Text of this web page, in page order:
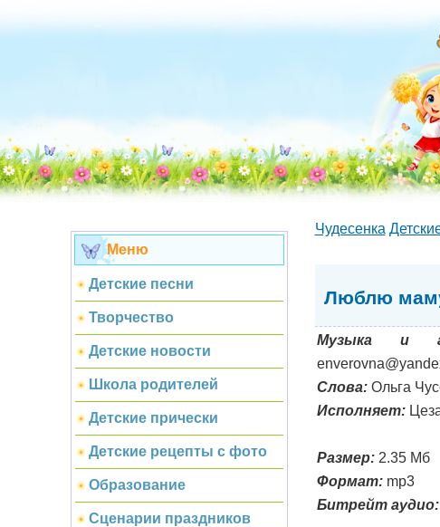
Меню
Детские песни
Творчество
Детские новости
Школа родителей
Детские прически
Детские рецепты с фото
Образование
Сценарии праздников
Чудесенка
Люблю
Музыка и
Слова:Ольга
Исполняет:
Размер:2.35 Мб
Формат:mp3
Битрейт аудио: